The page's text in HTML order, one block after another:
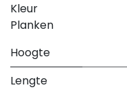
Kleur
Planken
Hoogte
Lengte